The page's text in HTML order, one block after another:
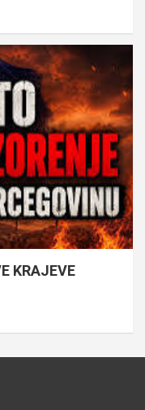
KRAJEVE